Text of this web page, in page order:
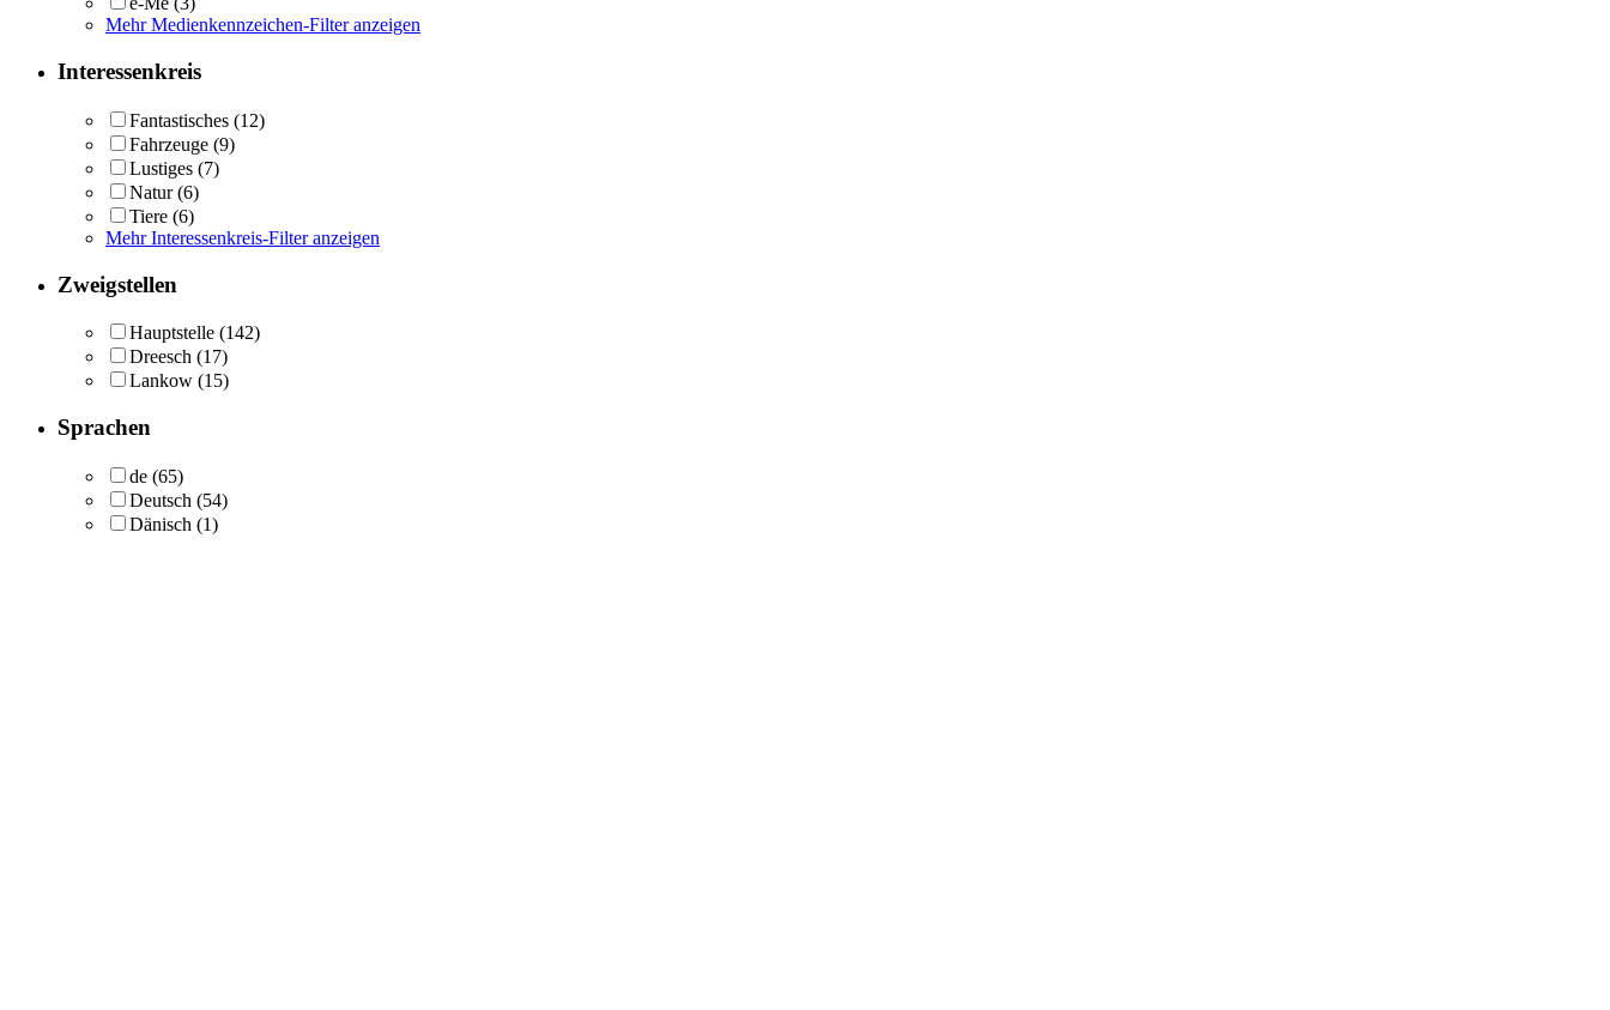
Mehr Medienkennzeichen-Filter anzeigen
Interessenkreis
Fantastisches (12)
Fahrzeuge (9)
Lustiges (7)
Natur (6)
Tiere (6)
Mehr Interessenkreis-Filter anzeigen
Zweigstellen
Hauptstelle (142)
Dreesch (17)
Lankow (15)
Sprachen
de (65)
Deutsch (54)
Dänisch (1)